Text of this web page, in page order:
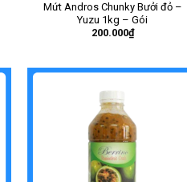
Mứt Andros Chunky Bưởi đỏ –
Yuzu 1kg – Gói
200.000₫